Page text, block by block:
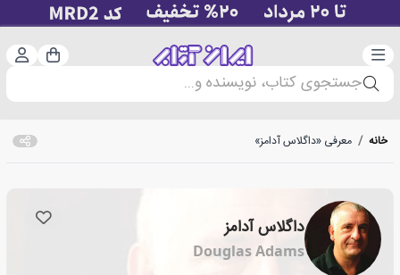
دسته‌بندی سبد
جستجوی کتاب، نویسنده و...
خانه / معرفی «داگلاس آدامز»
داگلاس آدامز
Douglas Adams